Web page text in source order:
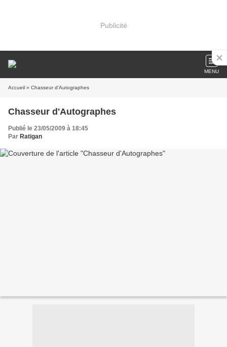
Publicité
MENU
Accueil » Chasseur d'Autographes
Chasseur d'Autographes
Publié le 23/05/2009 à 18:45
Par Ratigan